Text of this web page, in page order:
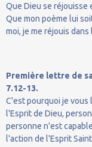
Que Dieu se réjouisse
Que mon poème lui
moi, je me réjouis dans
Première lettre de
7.12-13.
C'est pourquoi je vous
l'Esprit de Dieu,
personne n'est
l'action de l'Esprit